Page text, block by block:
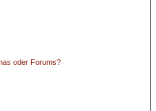
oder Forums?